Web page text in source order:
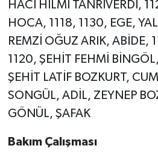
HACI HİLMİ TANRIVERDİ,
HOCA, 1118, 1130, EGE,
REMZİ OĞUZ ARIK, ABİDE,
1120, ŞEHİT FEHMİ
ŞEHİT LATİF BOZKURT,
SONGÜL, ADİL, ZEYNEP
GÖNÜL, ŞAFAK
Bakım Çalışması